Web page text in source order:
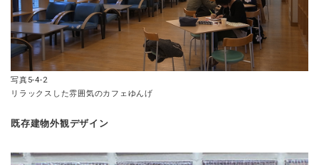
写真5-4-2
リラックスした雰囲気のカフェゆんげ
既存建物外観デザイン